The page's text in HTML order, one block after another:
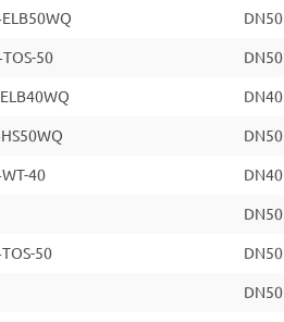
DN50
50 DN50
DN40
DN50
40 DN40
DN50
50 DN50
DN50